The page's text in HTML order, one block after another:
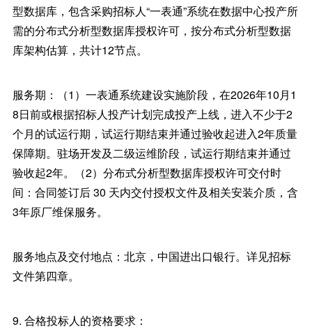
型数据库，包含采购招标人“一表通”系统在数据中心投产所
需的分布式分析型数据库授权许可，按分布式分析型数据
库架构估算，共计12节点。
服务期：（1）一表通系统建设实施阶段，在2026年10月1
8日前或根据招标人投产计划完成投产上线，进入不少于2
个月的试运行期，试运行期结束并通过验收起进入2年质量
保障期。驻场开发及二级运维阶段，试运行期结束并通过
验收起2年。（2）分布式分析型数据库授权许可交付时
间：合同签订后 30 天内交付授权文件及相关安装介质，含
3年原厂维保服务。
服务地点及交付地点：北京，中国进出口银行。详见招标
文件第四章。
9. 合格投标人的资格要求：